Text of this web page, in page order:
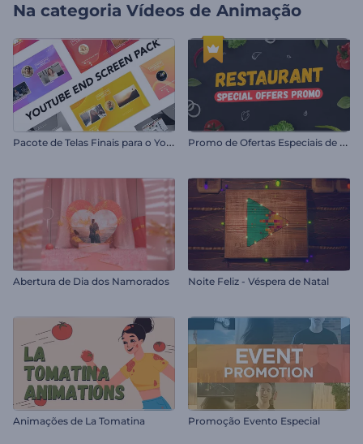
Na categoria Vídeos de Animação
P
acote de Telas Finais para o YouTube P
romo de Ofertas Especiais de Restaurante
Abertura de Dia dos Namorados Noite Feliz - Véspera de Natal
Animações de La Tomatina Promoção Evento Especial